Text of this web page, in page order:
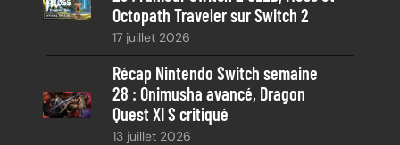
Octopath Traveler sur Switch 2
17 juillet 2026
Récap Nintendo Switch semaine
28 : Onimusha avancé, Dragon
Quest XI S critiqué
13 juillet 2026